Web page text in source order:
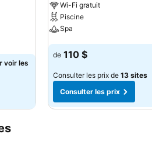
voir les
Wi-Fi gratuit
Piscine
Spa
Consulter les prix
de 110 $
Consulter les prix de 13 sites
Consulter les prix